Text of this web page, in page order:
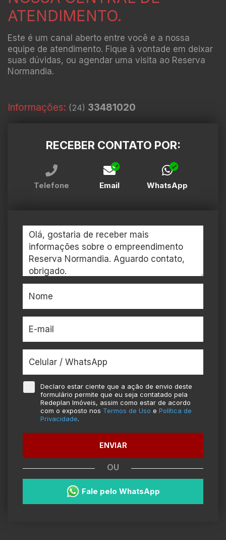
ATENDIMENTO.
Este é um canal aberto entre você e a nossa
equipe de atendimento. Fique à vontade em deixar
suas dúvidas, ou agendar uma visita ao Reserva
Normandia.
Informações: (24) 33481020
RECEBER CONTATO POR:
Telefone Email WhatsApp
Declaro estar ciente que a ação de envio deste
formulário permite que eu seja contatado pela
Redeplan Imóveis, assim como estar de acordo
com o exposto nos Termos de Uso e Política de
Privacidade.
ENVIAR
OU
Fale pelo WhatsApp